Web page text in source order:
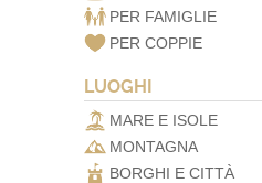
PER FAMIGLIE
PER COPPIE
LUOGHI
MARE E ISOLE
MONTAGNA
BORGHI E CITTÀ